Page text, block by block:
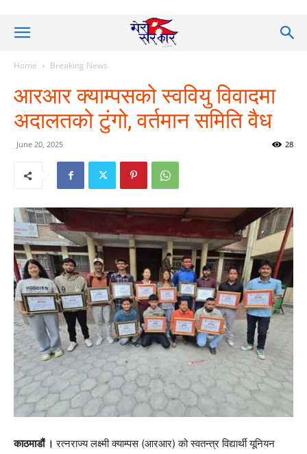
Home Breaking News
आरआर क्याम्पसको स्ववियु विवादमा
अदालतको टुंगो, वर्तमान समिति वैध
June 20, 2025 28
काठमाडौं । रत्नराज्य लक्ष्मी क्याम्पस (आरआर) को स्वतन्त्र विद्यार्थी यूनियन